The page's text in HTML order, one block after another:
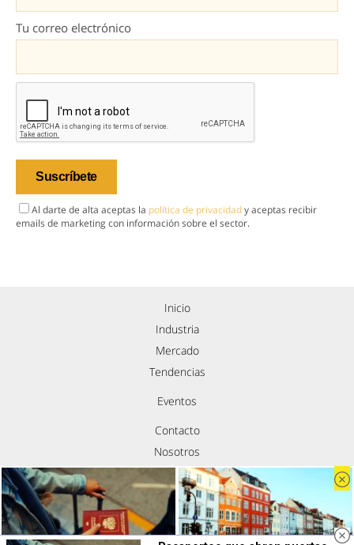
Tu correo electrónico
Al darte de alta aceptas la política de privacidady aceptas recibir
emails de marketing con información sobre el sector.
Inicio
Industria
Mercado
Tendencias
Eventos
Contacto
Nosotros
Política de privacidad
Aviso legal
Política de cookies